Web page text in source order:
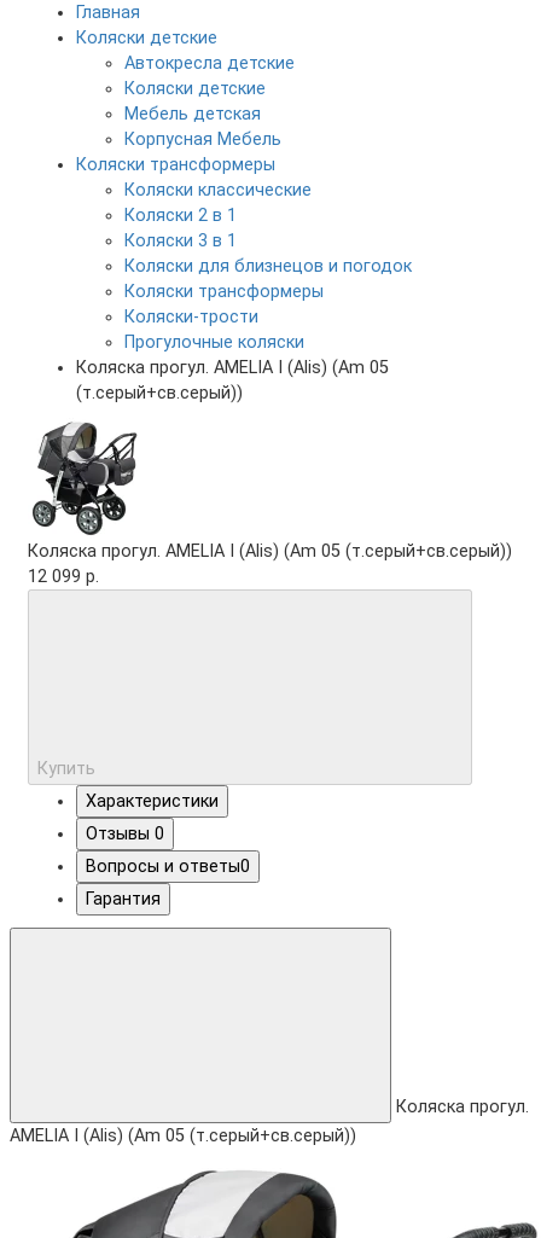
Главная
Коляски детские
Автокресла детские
Коляски детские
Мебель детская
Корпусная Мебель
Коляски трансформеры
Коляски классические
Коляски 2 в 1
Коляски 3 в 1
Коляски для близнецов и погодок
Коляски трансформеры
Коляски-трости
Прогулочные коляски
Коляска прогул. AMELIA I (Alis) (Am 05
(т.серый+св.серый))
Коляска прогул. AMELIA I (Alis) (Am 05 (т.серый+св.серый))
12 099 р.
Купить
Характеристики
Отзывы 0
Вопросы и ответы0
Гарантия
Коляска прогул.
AMELIA I (Alis) (Am 05 (т.серый+св.серый))